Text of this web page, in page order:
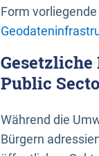
Form
Public
Während die
Bürgern